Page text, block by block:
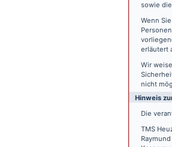
sowie
Wenn
erläutert
Wir
nicht
Hinweis
Die
TMS